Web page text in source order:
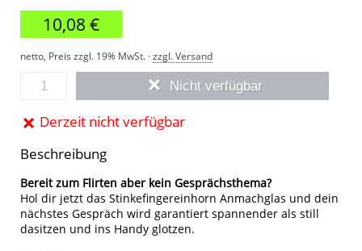
10,08 €
netto, Preis zzgl. 19% MwSt. ·zzgl. Versand
Nicht verfügbar
Derzeit nicht verfügbar
Beschreibung
Bereit zum Flirten aber kein Gesprächsthema?
Hol dir jetzt das Stinkefingereinhorn Anmachglas und dein
nächstes Gespräch wird garantiert spannender als still
dasitzen und ins Handy glotzen.